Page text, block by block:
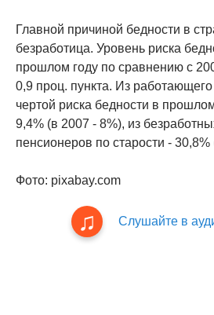
Главной причиной бедности в
безработица. Уровень риска
прошлом году по сравнению с
0,9 проц. пункта. Из
чертой риска бедности в
9,4% (в 2007 - 8%), из
пенсионеров по старости - 30,8%
Фото: pixabay.com
Слушайте в